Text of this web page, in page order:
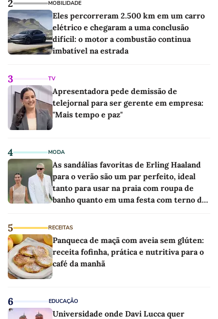
2 MOBILIDADE
Eles percorreram 2.500 km em um carro
elétrico e chegaram a uma conclusão
difícil: o motor a combustão continua
imbatível na estrada
3 TV
Apresentadora pede demissão de
telejornal para ser gerente em empresa:
"Mais tempo e paz"
4 MODA
As sandálias favoritas de Erling Haaland
para o verão são um par perfeito, ideal
tanto para usar na praia com roupa de
banho quanto em uma festa com terno de
5 RECEITAS
Panqueca de maçã com aveia sem glúten:
receita fofinha, prática e nutritiva para o
café da manhã
6 EDUCAÇÃO
Universidade onde Davi Lucca quer